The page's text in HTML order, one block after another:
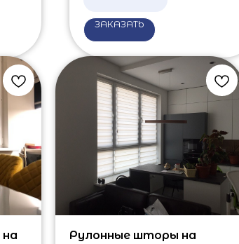
ЗАКАЗАТЬ
Рулонные шторы на